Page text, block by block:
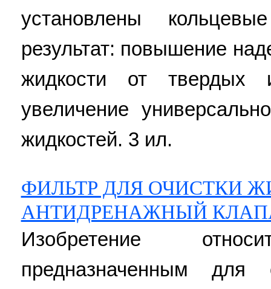
установлены
результат: повышение
жидкости от твердых
увеличение
жидкостей. 3 ил.
ФИЛЬТР ДЛЯ ОЧИСТКИ
АНТИДРЕНАЖНЫЙ
Изобретение
предназначенным для